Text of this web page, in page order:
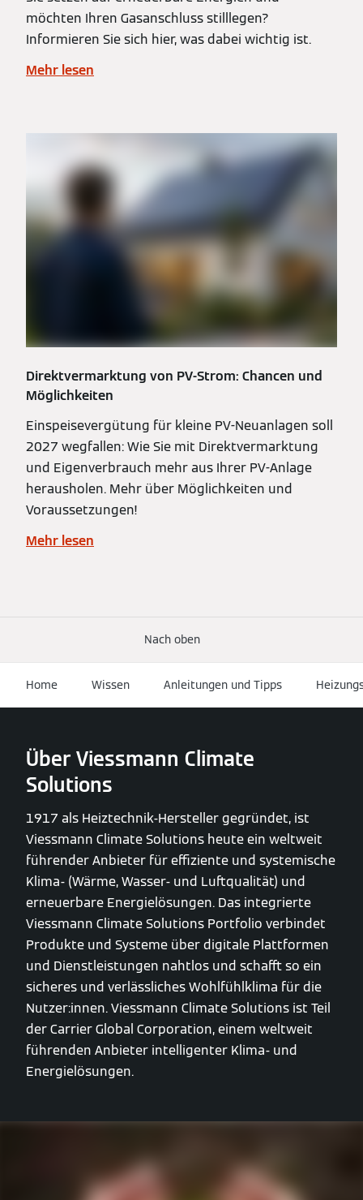
möchten Ihren Gasanschluss stilllegen?
Informieren Sie sich hier, was dabei wichtig ist.
Mehr lesen
Direktvermarktung von PV‑Strom: Chancen und
Möglichkeiten
Einspeisevergütung für kleine PV-Neuanlagen soll
2027 wegfallen: Wie Sie mit Direktvermarktung
und Eigenverbrauch mehr aus Ihrer PV-Anlage
herausholen. Mehr über Möglichkeiten und
Voraussetzungen!
Mehr lesen
Nach oben
Home Wissen Anleitungen und Tipps
Über Viessmann Climate
Solutions
1917 als Heiztechnik-Hersteller gegründet, ist
Viessmann Climate Solutions heute ein weltweit
führender Anbieter für effiziente und systemische
Klima- (Wärme, Wasser- und Luftqualität) und
erneuerbare Energielösungen. Das integrierte
Viessmann Climate Solutions Portfolio verbindet
Produkte und Systeme über digitale Plattformen
und Dienstleistungen nahtlos und schafft so ein
sicheres und verlässliches Wohlfühlklima für die
Nutzer:innen. Viessmann Climate Solutions ist Teil
der Carrier Global Corporation, einem weltweit
führenden Anbieter intelligenter Klima- und
Energielösungen.